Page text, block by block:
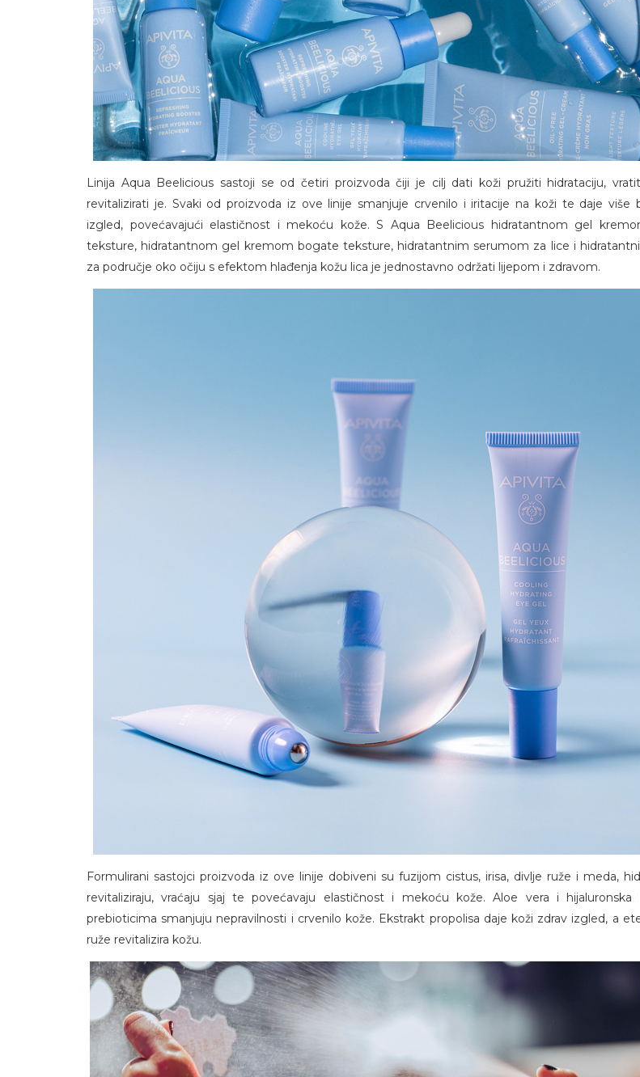
Linija Aqua Beelicious sastoji se od četiri proizvoda čiji je cilj dati koži pružiti hidrataciju,
revitalizirati je. Svaki od proizvoda iz ove linije smanjuje crvenilo i iritacije na koži te daje više
izgled, povećavajući elastičnost i mekoću kože. S Aqua Beelicious hidratantnom gel
teksture, hidratantnom gel kremom bogate teksture, hidratantnim serumom za lice i
za područje oko očiju s efektom hlađenja kožu lica je jednostavno održati lijepom i zdravom.
Formulirani sastojci proizvoda iz ove linije dobiveni su fuzijom cistus, irisa, divlje ruže i meda,
revitaliziraju, vraćaju sjaj te povećavaju elastičnost i mekoću kože. Aloe vera i hijaluronska
prebioticima smanjuju nepravilnosti i crvenilo kože. Ekstrakt propolisa daje koži zdrav izgled, a
ruže revitalizira kožu.